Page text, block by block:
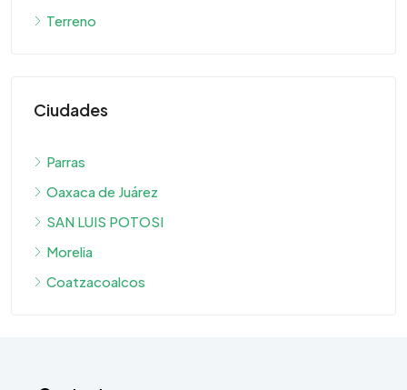
Terreno
Ciudades
Parras
Oaxaca de Juárez
SAN LUIS POTOSI
Morelia
Coatzacoalcos